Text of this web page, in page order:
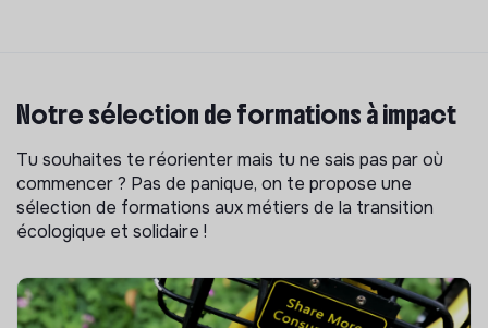
Notre sélection de formations à impact
Tu souhaites te réorienter mais tu ne sais pas par où
commencer ? Pas de panique, on te propose une
sélection de formations aux métiers de la transition
écologique et solidaire !